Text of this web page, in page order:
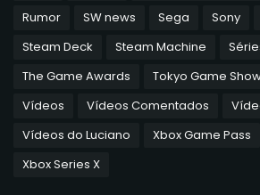
Rumor
SW news Sega Sony
Steam Deck
Steam Machine
The Game Awards
Tokyo Game
Vídeos
Vídeos Comentados
Vídeos do Luciano
Xbox Game Pass
Xbox Series X